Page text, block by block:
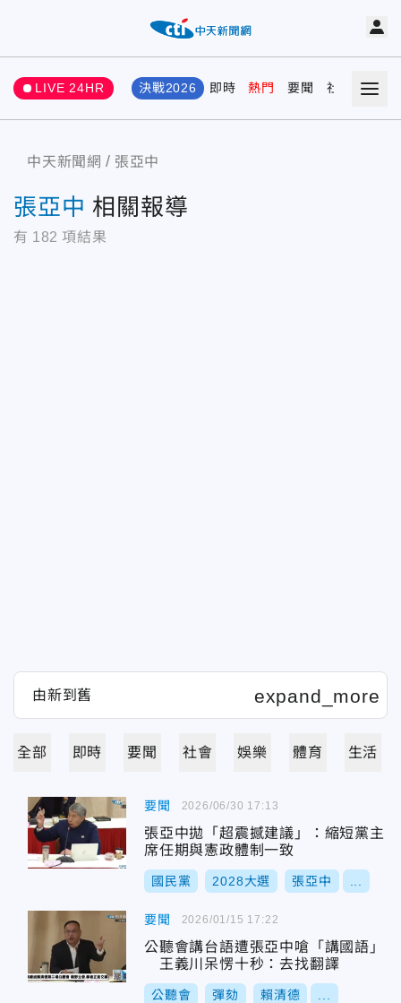
LIVE 24HR 決戰2026 即時 熱門 要聞 社會 娛樂
中天新聞網 張亞中
張亞中 相關報導
有 182 項結果
全部 即時 要聞 社會 娛樂 體育 生活
要聞
張亞中拋「超震撼建議」：縮短黨主
席任期與憲政體制一致
國民黨 2028大選 張亞中
2026/06/30 17:13
要聞
公聽會講台語遭張亞中嗆「講國語」
王義川呆愣十秒：去找翻譯
公聽會 彈劾 賴清德
2026/01/15 17:22